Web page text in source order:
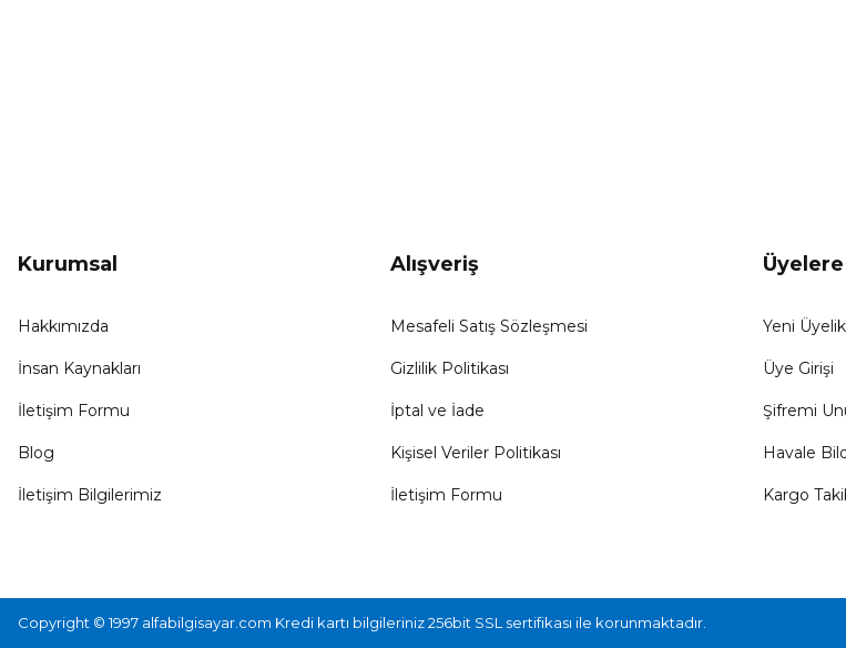
Kurumsal
Hakkımızda
İnsan Kaynakları
İletişim Formu
Blog
İletişim Bilgilerimiz
Alışveriş
Mesafeli Satış Sözleşmesi
Gizlilik Politikası
İptal ve İade
Kişisel Veriler Politikası
İletişim Formu
Üyelere
Yeni Üyelik
Üye Girişi
Şifremi
Havale
Kargo
Copyright © 1997 alfabilgisayar.com Kredi kartı bilgileriniz 256bit SSL sertifikası ile korunmaktadır.